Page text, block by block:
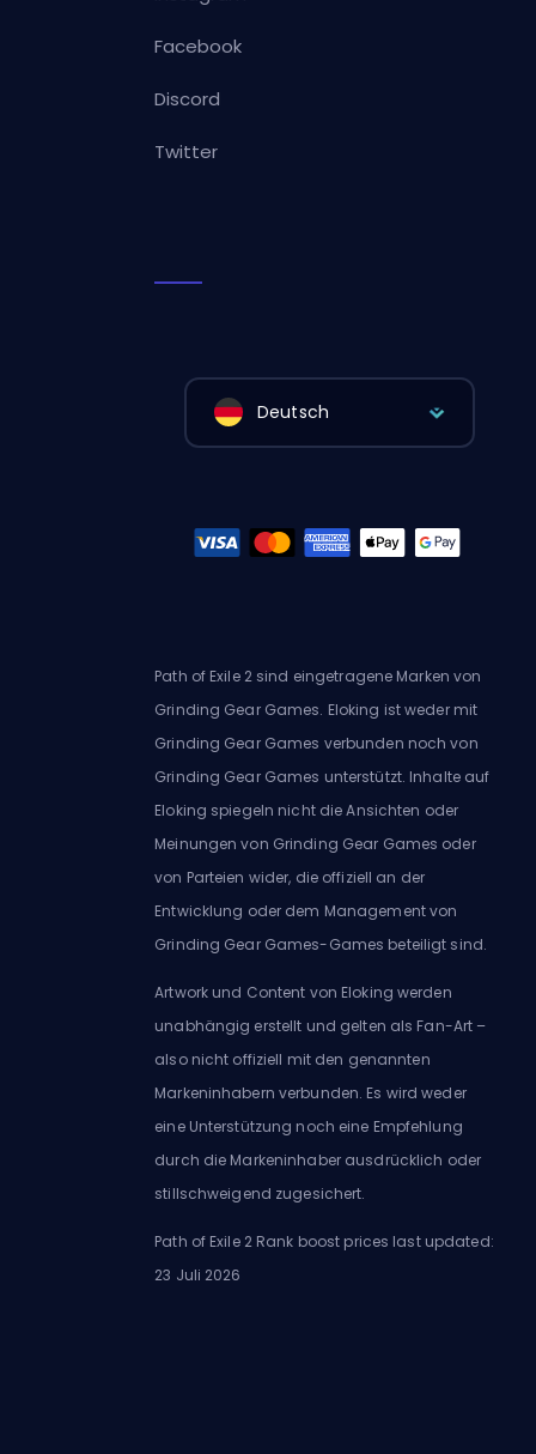
Facebook
Discord
Twitter
Deutsch
Path of Exile 2 sind eingetragene Marken von
Grinding Gear Games. Eloking ist weder mit
Grinding Gear Games verbunden noch von
Grinding Gear Games unterstützt. Inhalte auf
Eloking spiegeln nicht die Ansichten oder
Meinungen von Grinding Gear Games oder
von Parteien wider, die offiziell an der
Entwicklung oder dem Management von
Grinding Gear Games-Games beteiligt sind.
Artwork und Content von Eloking werden
unabhängig erstellt und gelten als Fan-Art –
also nicht offiziell mit den genannten
Markeninhabern verbunden. Es wird weder
eine Unterstützung noch eine Empfehlung
durch die Markeninhaber ausdrücklich oder
stillschweigend zugesichert.
Path of Exile 2 Rank boost prices last updated:
23 Juli 2026